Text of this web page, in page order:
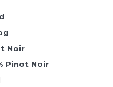
Noir
Pinot Noir